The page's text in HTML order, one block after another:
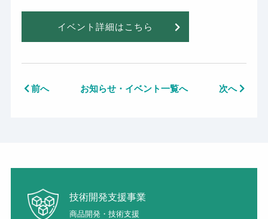
イベント詳細はこちら
前へ お知らせ・イベント一覧へ 次へ
技術開発支援事業
商品開発・技術支援